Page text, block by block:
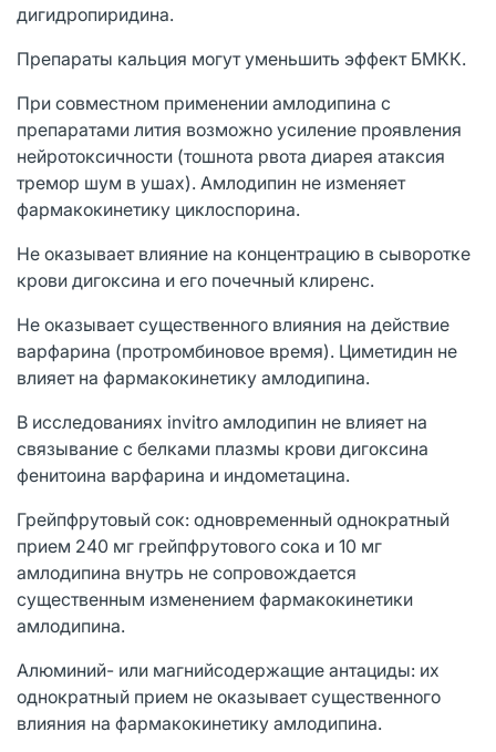
дигидропиридина.
Препараты кальция могут уменьшить эффект БМКК.
При совместном применении амлодипина с
препаратами лития возможно усиление проявления
нейротоксичности (тошнота рвота диарея атаксия
тремор шум в ушах). Амлодипин не изменяет
фармакокинетику циклоспорина.
Не оказывает влияние на концентрацию в сыворотке
крови дигоксина и его почечный клиренс.
Не оказывает существенного влияния на действие
варфарина (протромбиновое время). Циметидин не
влияет на фармакокинетику амлодипина.
В исследованиях invitro амлодипин не влияет на
связывание с белками плазмы крови дигоксина
фенитоина варфарина и индометацина.
Грейпфрутовый сок: одновременный однократный
прием 240 мг грейпфрутового сока и 10 мг
амлодипина внутрь не сопровождается
существенным изменением фармакокинетики
амлодипина.
Алюминий- или магнийсодержащие антациды: их
однократный прием не оказывает существенного
влияния на фармакокинетику амлодипина.